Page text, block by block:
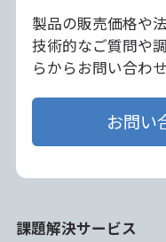
製品の販売価格や
技術的なご質問や
らからお問い合わ
お問い
課題解決サービス